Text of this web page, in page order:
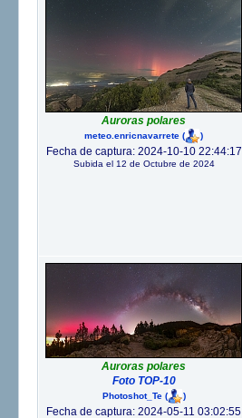
Auroras polares
meteo.enricnavarrete ( )
Fecha de captura: 2024-10-10 22:44:17
Subida el 12 de Octubre de 2024
Auroras polares
Foto TOP-10
Photoshot_Te( )
Fecha de captura: 2024-05-11 03:02:55